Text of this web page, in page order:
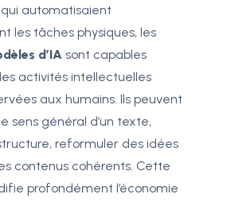
automatisaient
les tâches physiques, les
d’IA sont capables
activités intellectuelles
aux humains. Ils peuvent
sens général d’un texte,
reformuler des idées
contenus cohérents. Cette
profondément l’économie